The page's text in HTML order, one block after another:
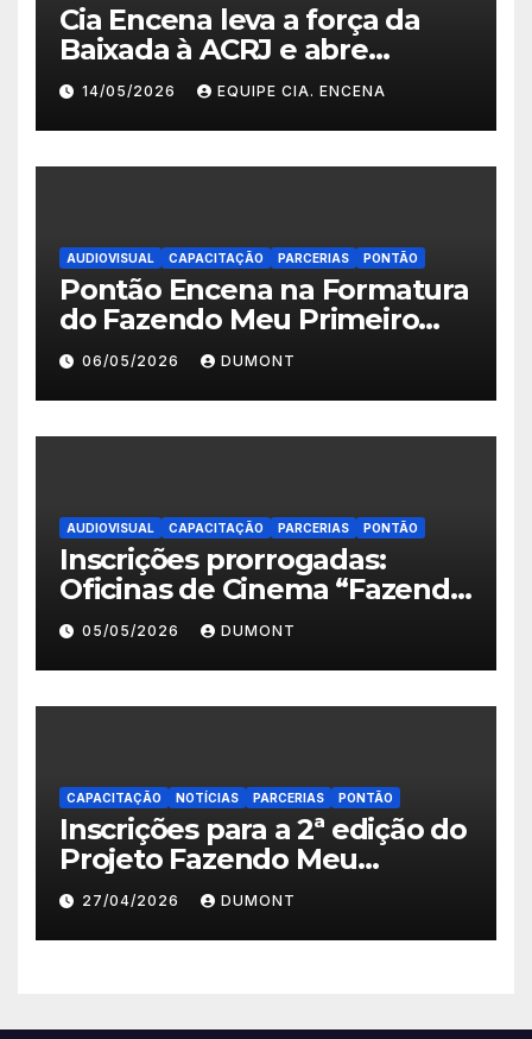
Cia Encena leva a força da
Baixada à ACRJ e abre
inscrições para a 2ª turma do
Fazendo Meu Primeiro Filme”
em Nova Iguaçu
14/05/2026 EQUIPE CIA. ENCENA
AUDIOVISUAL CAPACITAÇÃO PARCERIAS PONTÃO
Pontão Encena na Formatura
do Fazendo Meu Primeiro
Filme no Degase Belford
Roxo e reforça as inscrições
abertas em Nova Iguaçu
06/05/2026 DUMONT
AUDIOVISUAL CAPACITAÇÃO PARCERIAS PONTÃO
Inscrições prorrogadas:
Oficinas de Cinema “Fazendo
Meu Primeiro Filme” em
Nova Iguaçu seguem abertas
até 11 de maio
05/05/2026 DUMONT
CAPACITAÇÃO NOTÍCIAS PARCERIAS PONTÃO
Inscrições para a 2ª edição do
Projeto Fazendo Meu
Primeiro Filme em Nova
Iguaçu
27/04/2026 DUMONT